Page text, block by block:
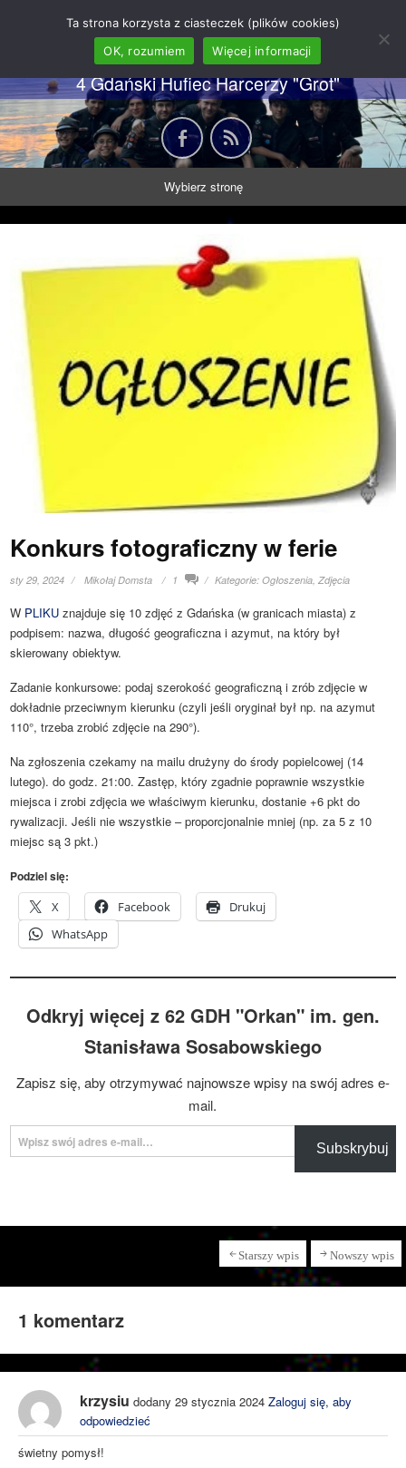
62 GDH "Orkan" im. gen.
Stanisława Sosabowskiego
4 Gdański Hufiec Harcerzy "Grot"
Wybierz stronę
Konkurs fotograficzny w ferie
sty 29, 2024 Mikołaj Domsta 1 Kategorie:Ogłoszenia,Zdjęcia
W PLIKU znajduje się 10 zdjęć z Gdańska (w granicach miasta) z
podpisem: nazwa, długość geograficzna i azymut, na który był
skierowany obiektyw.
Zadanie konkursowe: podaj szerokość geograficzną i zrób zdjęcie w
dokładnie przeciwnym kierunku (czyli jeśli oryginał był np. na azymut
110°, trzeba zrobić zdjęcie na 290°).
Na zgłoszenia czekamy na mailu drużyny do środy popielcowej (14
lutego). do godz. 21:00. Zastęp, który zgadnie poprawnie wszystkie
miejsca i zrobi zdjęcia we właściwym kierunku, dostanie +6 pkt do
rywalizacji. Jeśli nie wszystkie – proporcjonalnie mniej (np. za 5 z 10
miejsc są 3 pkt.)
Podziel się:
X
Facebook
Drukuj
WhatsApp
Odkryj więcej z 62 GDH "Orkan" im. gen.
Stanisława Sosabowskiego
Zapisz się, aby otrzymywać najnowsze wpisy na swój adres e-
mail.
Wpisz swój adres e-mail…
Subskrybuj
Starszy wpis Nowszy wpis
1 komentarz
krzysiu dodany 29 stycznia 2024 Zaloguj się, aby
odpowiedzieć
świetny pomysł!
Ta strona korzysta z ciasteczek (plików cookies)
OK, rozumiem
Więcej informacji